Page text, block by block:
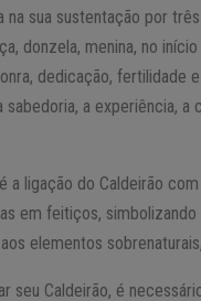
sua sustentação por
donzela, menina, no
dedicação, fertilidade
sabedoria, a experiência,
a ligação do Caldeirão
em feitiços,
elementos
seu Caldeirão, é